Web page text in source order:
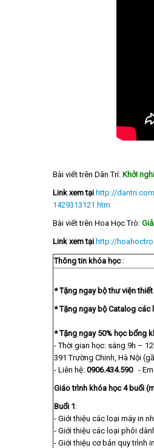
Bài viết trên Dân Trí: Khởi
Link xem tại http://
1429313121.htm
Bài viết trên Hoa Học Trò:
Link xem tại http://
Thông tin khóa học :
* Tặng ngay bộ thư viện
* Tặng ngay bộ Catalog các
* Tặng ngay 50% học bổng
- Thời gian học: sáng 9h –
391 Trường Chinh, Hà Nội
- Liên hệ: 0906.434.590 -
Giáo trình khóa học 4 buổi
Buổi 1:
- Giới thiệu các loại máy in
- Giới thiệu các loại phôi
- Giới thiệu cơ bản quy trình